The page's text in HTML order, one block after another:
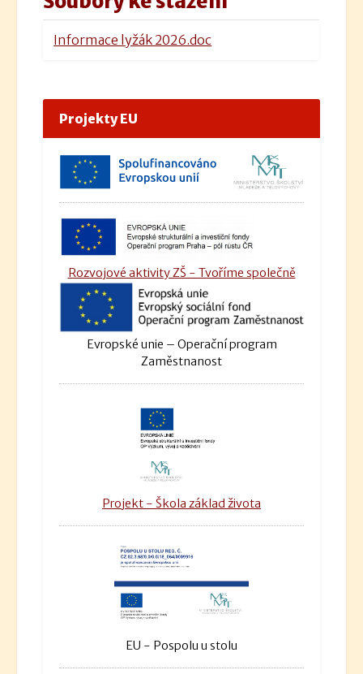
Informace lyžák 2026.doc
Projekty EU
Rozvojové aktivity ZŠ - Tvoříme společně
Evropské unie – Operační program
Zaměstnanost
Projekt - Škola základ života
EU - Pospolu u stolu